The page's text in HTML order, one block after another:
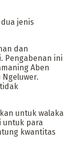
jenis
dan
Pengabenan ini
Aben
untuk walaka
untuk para
kwantitas